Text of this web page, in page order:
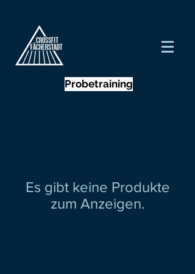
Probetraining
Es gibt keine Produkte
zum Anzeigen.